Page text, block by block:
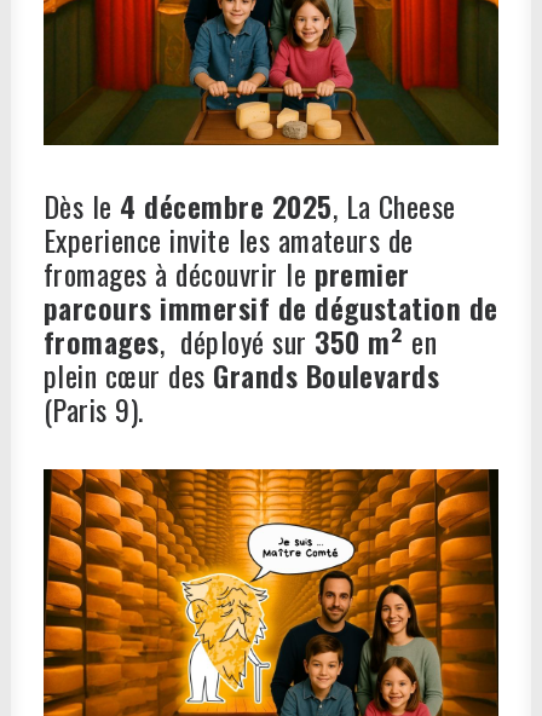
Dès le 4 décembre 2025, La Cheese
Experience invite les amateurs de
fromages à découvrir le premier
parcours immersif de dégustation de
fromages, déployé sur 350 m² en
plein cœur des Grands Boulevards
(Paris 9).